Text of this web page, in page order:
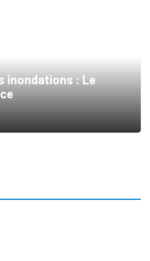
inondations : Le